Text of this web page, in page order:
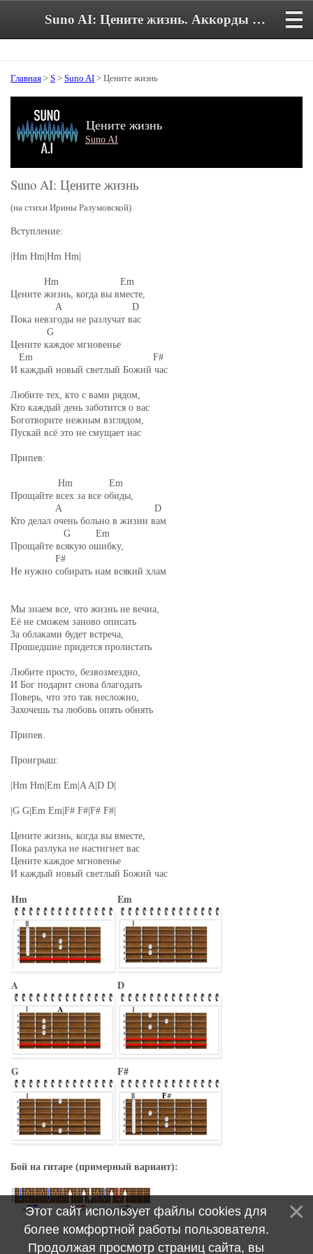
Suno AI: Цените жизнь. Аккорды и текст песни
Главная > S > Suno AI > Цените жизнь
Цените жизнь
Suno AI
Suno AI: Цените жизнь
(на стихи Ирины Разумовской)
Вступление:
|Hm Hm|Hm Hm|
Hm Em
Цените жизнь, когда вы вместе,
A D
Пока невзгоды не разлучат вас
G
Цените каждое мгновенье
Em F#
И каждый новый светлый Божий час
Любите тех, кто с вами рядом,
Кто каждый день заботится о вас
Боготворите нежным взглядом,
Пускай всё это не смущает нас
Припев:
Hm Em
Прощайте всех за все обиды,
A D
Кто делал очень больно в жизни вам
G Em
Прощайте всякую ошибку,
F#
Не нужно собирать нам всякий хлам
Мы знаем все, что жизнь не вечна,
Её не сможем заново описать
За облаками будет встреча,
Прошедшие придется пролистать
Любите просто, безвозмездно,
И Бог подарит снова благодать
Поверь, что это так несложно,
Захочешь ты любовь опять обнять
Припев.
Проигрыш:
|Hm Hm|Em Em|A A|D D|
|G G|Em Em|F# F#|F# F#|
Цените жизнь, когда вы вместе,
Пока разлука не настигнет вас
Цените каждое мгновенье
И каждый новый светлый Божий час
Hm Em
A D
G F#
Бой на гитаре (примерный вариант):
Этот сайт использует файлы cookies для
более комфортной работы пользователя.
Продолжая просмотр страниц сайта, вы